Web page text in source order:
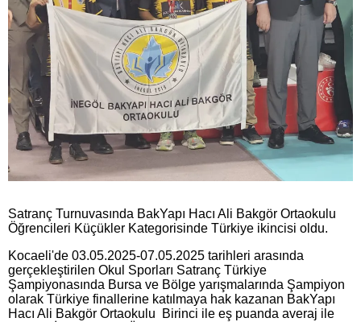
Satranç Turnuvasında BakYapı Hacı Ali Bakgör Ortaokulu
Öğrencileri Küçükler Kategorisinde Türkiye ikincisi oldu.
Kocaeli'de 03.05.2025-07.05.2025 tarihleri arasında
gerçekleştirilen Okul Sporları Satranç Türkiye
Şampiyonasında Bursa ve Bölge yarışmalarında Şampiyon
olarak Türkiye finallerine katılmaya hak kazanan BakYapı
Hacı Ali Bakgör Ortaokulu Birinci ile eş puanda averaj ile